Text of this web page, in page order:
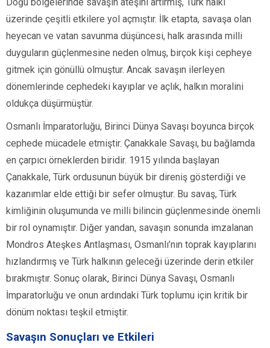
Doğu bölgelerinde savaşın ateşini artırmış, Türk halkı
üzerinde çeşitli etkilere yol açmıştır. İlk etapta, savaşa olan
heyecan ve vatan savunma düşüncesi, halk arasında milli
duyguların güçlenmesine neden olmuş, birçok kişi cepheye
gitmek için gönüllü olmuştur. Ancak savaşın ilerleyen
dönemlerinde cephedeki kayıplar ve açlık, halkın moralini
oldukça düşürmüştür.
Osmanlı İmparatorluğu, Birinci Dünya Savaşı boyunca birçok
cephede mücadele etmiştir. Çanakkale Savaşı, bu bağlamda
en çarpıcı örneklerden biridir. 1915 yılında başlayan
Çanakkale, Türk ordusunun büyük bir direniş gösterdiği ve
kazanımlar elde ettiği bir sefer olmuştur. Bu savaş, Türk
kimliğinin oluşumunda ve milli bilincin güçlenmesinde önemli
bir rol oynamıştır. Diğer yandan, savaşın sonunda imzalanan
Mondros Ateşkes Antlaşması, Osmanlı’nın toprak kayıplarını
hızlandırmış ve Türk halkının geleceği üzerinde derin etkiler
bırakmıştır. Sonuç olarak, Birinci Dünya Savaşı, Osmanlı
İmparatorluğu ve onun ardındaki Türk toplumu için kritik bir
dönüm noktası teşkil etmiştir.
Savaşın Sonuçları ve Etkileri